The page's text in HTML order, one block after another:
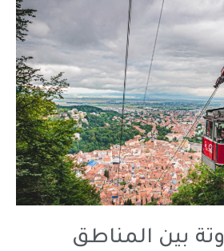
بين المناطق